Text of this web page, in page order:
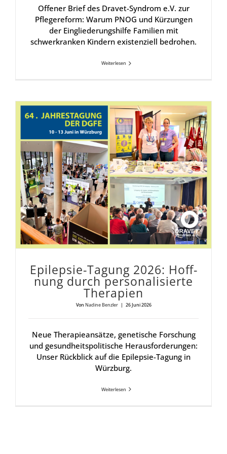
Offener Brief des Dravet-Syndrom e.V. zur
Pflegereform: Warum PNOG und Kürzungen
der Eingliederungshilfe Familien mit
schwerkranken Kindern existenziell bedrohen.
Weiterlesen
Epi­lep­sie-Tagung 2026: Hoff­
nung durch per­so­na­li­sier­te
The­ra­pien
Von Nadine Benzler | 26 Juni 2026
Neue Therapieansätze, genetische Forschung
und gesundheitspolitische Herausforderungen:
Unser Rückblick auf die Epilepsie-Tagung in
Würzburg.
Weiterlesen